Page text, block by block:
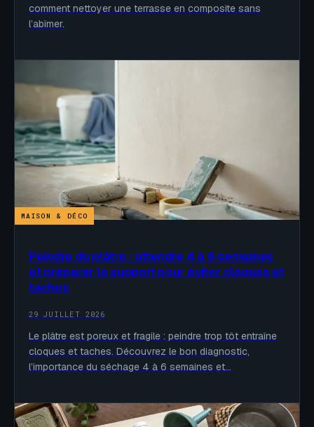
comment nettoyer une terrasse en composite sans
l’abîmer.
MAISON & DÉCO
Peindre du plâtre : attendre 4 à 6 semaines
et préparer le support pour éviter cloques et
taches
29 JUILLET 2026
Le plâtre est poreux et fragile : peindre trop tôt entraîne
cloques et taches. Découvrez le bon diagnostic,
l’importance du séchage 4 à 6 semaines et…